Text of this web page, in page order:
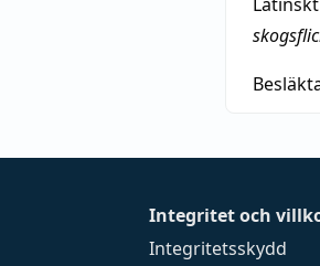
Integritet och
Integritetsskydd